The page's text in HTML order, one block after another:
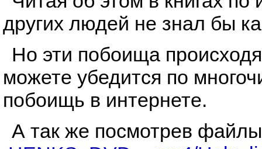
других людей не знал бы
Но эти побоища
можете убедится по
побоищь в интернете.
А так же посмотрев